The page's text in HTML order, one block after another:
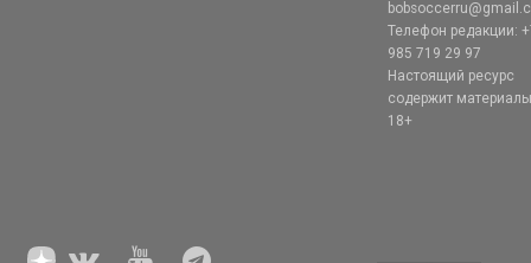
Телефон редакции:
985 719 29 97
Настоящий ресурс
содержит
18+